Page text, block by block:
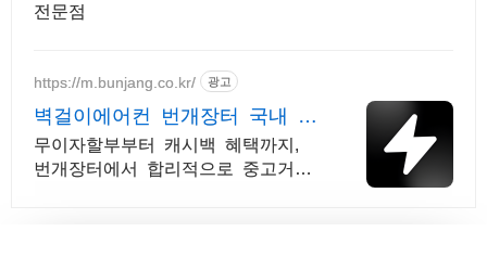
전문점
https://m.bunjang.co.kr/ 광고
벽걸이에어컨 번개장터 국내 최
대 브랜드 중고거래
무이자할부부터 캐시백 혜택까지,
번개장터에서 합리적으로 중고거래